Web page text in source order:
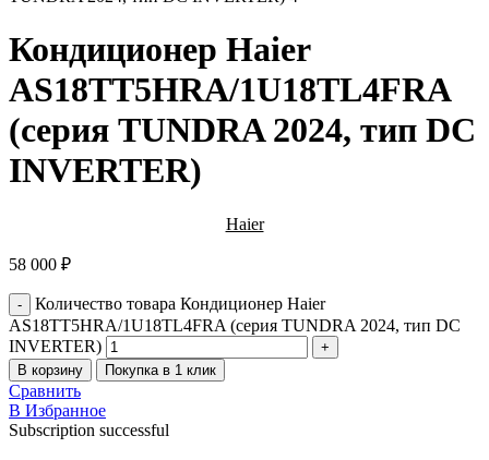
Кондиционер Haier
AS18TT5HRA/1U18TL4FRA
(серия TUNDRA 2024, тип DC
INVERTER)
Haier
58 000 ₽
Количество товара Кондиционер Haier
AS18TT5HRA/1U18TL4FRA (серия TUNDRA 2024, тип DC
INVERTER)
В корзину Покупка в 1 клик
Сравнить
В Избранное
Subscription successful